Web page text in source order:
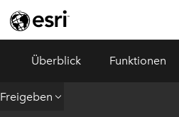
ArcGIS Enterprise Menu
Überblick Funktionen
Freigeben